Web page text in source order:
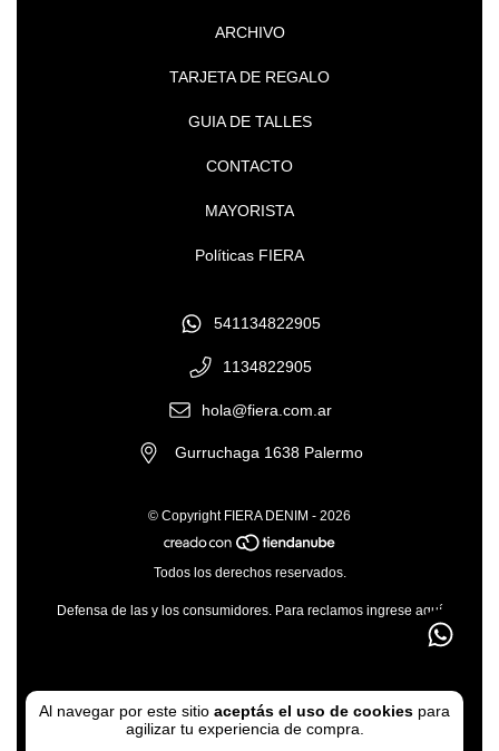
Al navegar por este sitioaceptás el uso de cookies para
agilizar tu experiencia de compra.
ARCHIVO
TARJETA DE REGALO
GUIA DE TALLES
CONTACTO
MAYORISTA
Políticas FIERA
541134822905
1134822905
hola@fiera.com.ar
Gurruchaga 1638 Palermo
© Copyright FIERA DENIM - 2026
Todos los derechos reservados.
Defensa de las y los consumidores. Para reclamos ingrese aquí